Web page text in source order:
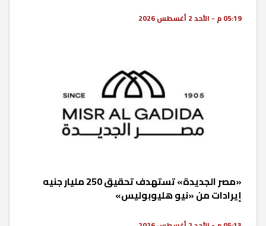
05:19 م - الأحد 2 أغسطس 2026
«مصر الجديدة» تستهدف تحقيق 250 مليار جنيه
إيرادات من «نيو هليوبوليس»